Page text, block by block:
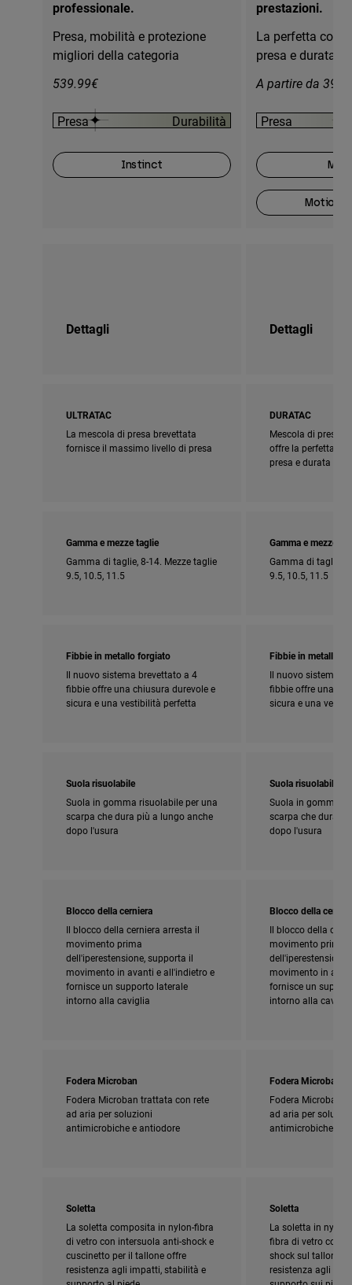
professionale.
Presa, mobilità e protezione
migliori della categoria
539.99€
Presa Durabilità
Instinct
prestazioni.
La perfetta
presa e durata
A partire da
Presa
Motion
Dettagli Dettagli
ULTRATAC
La mescola di presa brevettata
fornisce il massimo livello di presa
DURATAC
Mescola di presa
offre la perfetta
presa e durata
Gamma e mezze taglie
Gamma di taglie, 8-14. Mezze taglie
9.5, 10.5, 11.5
Gamma e mezze
Gamma di taglie,
9.5, 10.5, 11.5
Fibbie in metallo forgiato
Il nuovo sistema brevettato a 4
fibbie offre una chiusura durevole e
sicura e una vestibilità perfetta
Fibbie in metallo
Il nuovo sistema
fibbie offre una
sicura e una
Suola risuolabile
Suola in gomma risuolabile per una
scarpa che dura più a lungo anche
dopo l'usura
Suola risuolabile
Suola in gomma
scarpa che dura
dopo l'usura
Blocco della cerniera
Il blocco della cerniera arresta il
movimento prima
dell'iperestensione, supporta il
movimento in avanti e all'indietro e
fornisce un supporto laterale
intorno alla caviglia
Blocco della
Il blocco della
movimento prima
movimento in
fornisce un
intorno alla
Fodera Microban
Fodera Microban trattata con rete
ad aria per soluzioni
antimicrobiche e antiodore
Fodera Microban
Fodera Microban
ad aria per
antimicrobiche e
Soletta
La soletta composita in nylon-fibra
di vetro con intersuola anti-shock e
cuscinetto per il tallone offre
resistenza agli impatti, stabilità e
Soletta
La soletta in nylon
fibra di vetro con
shock sul tallone
resistenza agli